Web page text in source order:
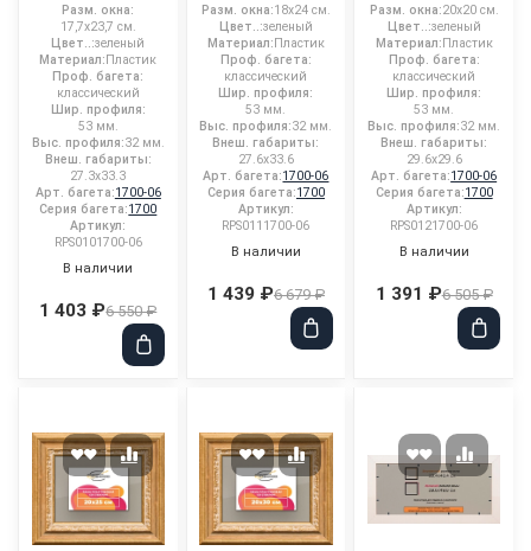
Разм. окна:
17,7x23,7 см.
Цвет..:зеленый
Материал: Пластик
Проф. багета:
классический
Шир. профиля:
53 мм.
Выс. профиля:32 мм.
Внеш. габариты:
27.3x33.3
Арт. багета:1700-06
Серия багета:1700
Артикул:
RPS0101700-06
В наличии
1 403 ₽6 550 ₽
Разм. окна:18x24 см.
Цвет..:зеленый
Материал: Пластик
Проф. багета:
классический
Шир. профиля:
53 мм.
Выс. профиля:32 мм.
Внеш. габариты:
27.6x33.6
Арт. багета:1700-06
Серия багета:1700
Артикул:
RPS0111700-06
В наличии
1 439 ₽6 679 ₽
Разм. окна:20x20 см.
Цвет..:зеленый
Материал: Пластик
Проф. багета:
классический
Шир. профиля:
53 мм.
Выс. профиля:32 мм.
Внеш. габариты:
29.6x29.6
Арт. багета:1700-06
Серия багета:1700
Артикул:
RPS0121700-06
В наличии
1 391 ₽6 505 ₽